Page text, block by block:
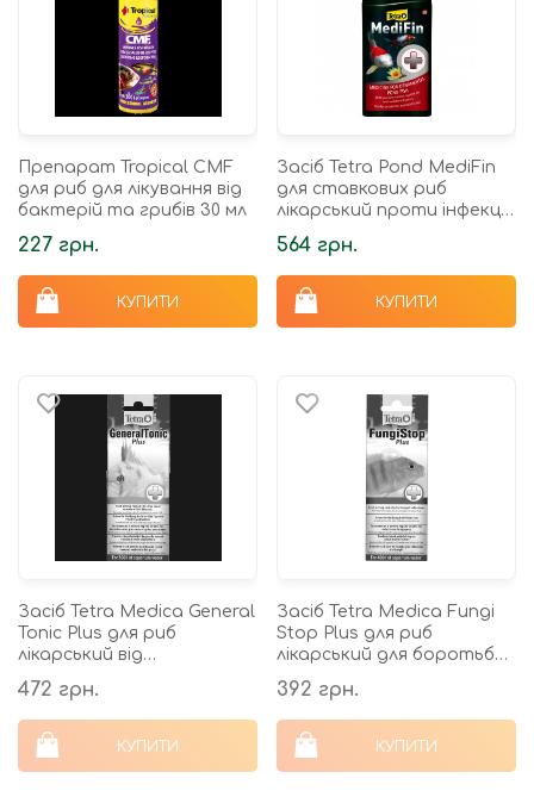
Препарат Tropical CMF
для риб для лікування від
бактерій та грибів 30 мл
227 грн.
КУПИТИ
Засіб Tetra Pond MediFin
для ставкових риб
лікарський проти інфекцій
та хвороб 250 мл на 5000
л
564 грн.
КУПИТИ
Засіб Tetra Medica General
Tonic Plus для риб
лікарський від
бактеріальних та
паразитарних
захворювань 20 мл на 500
472 грн.
КУПИТИ
Засіб Tetra Medica Fungi
Stop Plus для риб
лікарський для боротьби
з грибковими та
бактеріальними
інфекціями 20 мл...
392 грн.
КУПИТИ